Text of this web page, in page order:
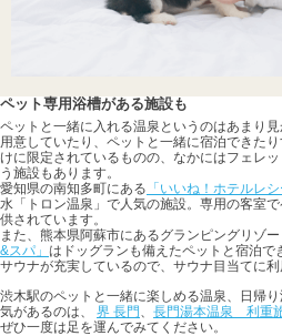
ペット専用浴槽がある施設も
ペットと一緒に入れる温泉というのはあまり
用意していたり、ペットと一緒に宿泊できた
けに限定されているものの、なかにはフェレ
う施設もあります。
愛知県の南知多町にある 「いいね！ホテルレシ
水「トロン温泉」で人気の施設。専用の客室
供されています。
また、熊本県阿蘇市にあるグランピングリゾー
&スパ」 はドッグランも備えたペットと宿泊で
サウナが充実しているので、サウナ目当てに
渋木駅のペットと一緒に楽しめる温泉、日帰
気があるのは、 界 長門、 長門湯本温泉 利重
ぜひ一度は足を運んでみてください。